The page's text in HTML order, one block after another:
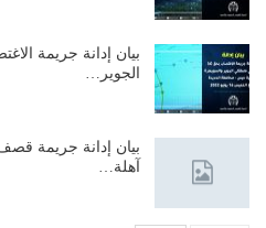
الجوير…
بيان إدانة جريمة
آهلة…